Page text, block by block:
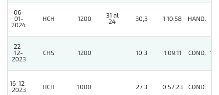
06-
01-
2024
HCH 1200
31 al
24
30,3 1:10:58 HAND. 12
22-
12-
2023
CHS 1200 10,3 1:09:11 COND. 14
16-12-
2023
HCH 1000 27,3 0:57:23 COND.